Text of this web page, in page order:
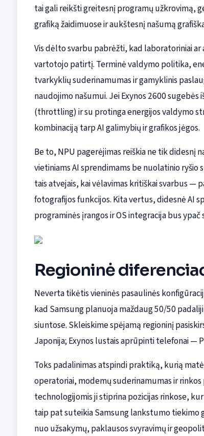
tai gali reikšti greitesnį programų užkrovimą,
grafiką žaidimuose ir aukštesnį našumą
Vis dėlto svarbu pabrėžti, kad laboratoriniai
vartotojo patirtį. Terminė valdymo politika,
tvarkyklių suderinamumas ir gamyklinis
naudojimo našumui. Jei Exynos 2600
(throttling) ir su protinga energijos valdymo
kombinaciją tarp AI galimybių ir grafikos jėgos.
Be to, NPU pagerėjimas reiškia ne tik
vietiniams AI sprendimams be nuolatinio
tais atvejais, kai vėlavimas kritiškai svarbus —
fotografijos funkcijos. Kita vertus, didesnė AI
programinės įrangos ir OS integracija bus ypač
Regioninė
Neverta tikėtis vieninės pasaulinės
kad Samsung planuoja maždaug 50/50
siuntose. Skleiskime spėjamą regioninį
Japonija; Exynos lustais aprūpinti telefonai —
Toks padalinimas atspindi praktiką, kurią
operatoriai, modemų suderinamumas ir
technologijomis ji stiprina pozicijas rinkose,
taip pat suteikia Samsung lankstumo
nuo užsakymų, paklausos svyravimų ir